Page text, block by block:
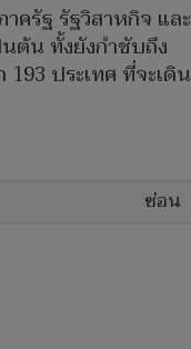
ครัฐ รัฐวิสาหกิจ และ
ต้น ทั้งยังกำชับถึง
ประเทศ ที่จะเดิน
ซ่อน